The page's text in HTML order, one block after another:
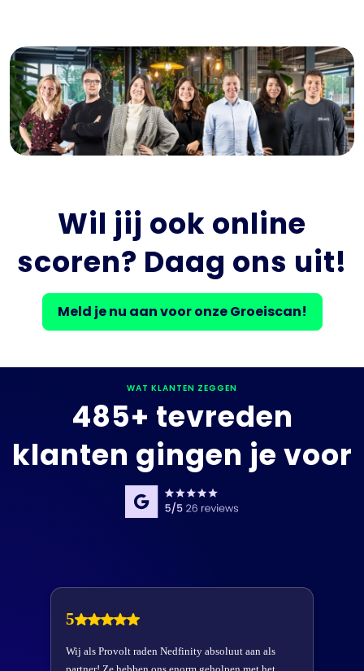
Wil jij ook online
scoren? Daag ons uit!
Meld je nu aan voor onze Groeiscan!
WAT KLANTEN ZEGGEN
485+ tevreden
klanten gingen je voor